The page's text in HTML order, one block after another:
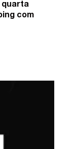
quarta
com